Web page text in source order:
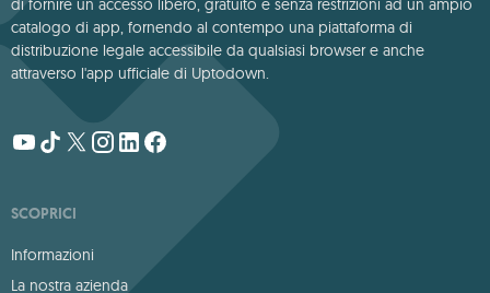
di fornire un accesso libero, gratuito e senza restrizioni ad un ampio
catalogo di app, fornendo al contempo una piattaforma di
distribuzione legale accessibile da qualsiasi browser e anche
attraverso l'app ufficiale di Uptodown.
SCOPRICI
Informazioni
La nostra azienda